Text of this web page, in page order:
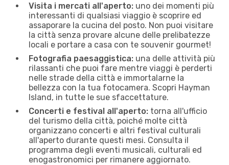
Visita i mercati all'aperto: uno dei momenti più
interessanti di qualsiasi viaggio è scoprire ed
assaporare la cucina del posto. Non puoi visitare
la città senza provare alcune delle prelibatezze
locali e portare a casa con te souvenir gourmet!
Fotografia paesaggistica: una delle attività più
rilassanti che puoi fare mentre viaggi è perderti
nelle strade della città e immortalarne la
bellezza con la tua fotocamera. Scopri Hayman
Island, in tutte le sue sfaccettature.
Concerti e festival all'aperto: torna all'ufficio
del turismo della città, poiché molte città
organizzano concerti e altri festival culturali
all'aperto durante questi mesi. Consulta il
programma degli eventi musicali, culturali ed
enogastronomici per rimanere aggiornato.